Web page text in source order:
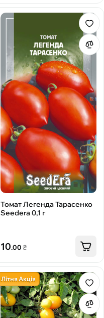
Томат Легенда Тарасенко
Seedera 0,1 г
10.00₴
Літня Акція